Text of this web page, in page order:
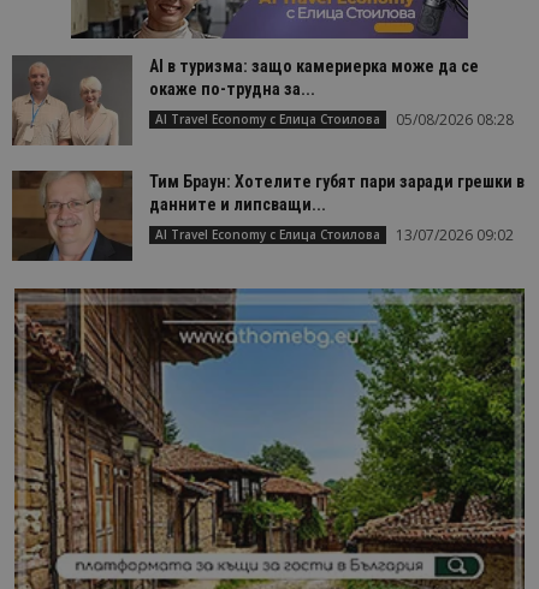
AI в туризма: защо камериерка може да се
окаже по-трудна за...
AI Travel Economy с Елица Стоилова 05/08/2026 08:28
Тим Браун: Хотелите губят пари заради грешки в
данните и липсващи...
AI Travel Economy с Елица Стоилова 13/07/2026 09:02